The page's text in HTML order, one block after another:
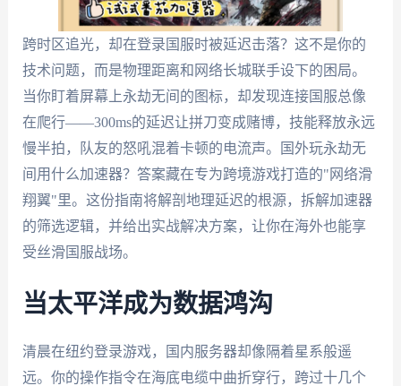
跨时区追光，却在登录国服时被延迟击落？这不是你的
技术问题，而是物理距离和网络长城联手设下的困局。
当你盯着屏幕上永劫无间的图标，却发现连接国服总像
在爬行——300ms的延迟让拼刀变成赌博，技能释放永远
慢半拍，队友的怒吼混着卡顿的电流声。国外玩永劫无
间用什么加速器？答案藏在专为跨境游戏打造的"网络滑
翔翼"里。这份指南将解剖地理延迟的根源，拆解加速器
的筛选逻辑，并给出实战解决方案，让你在海外也能享
受丝滑国服战场。
当太平洋成为数据鸿沟
清晨在纽约登录游戏，国内服务器却像隔着星系般遥
远。你的操作指令在海底电缆中曲折穿行，跨过十几个